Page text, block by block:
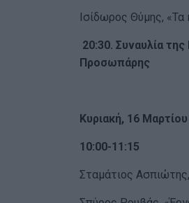
Ισίδωρος Θύμης,
20:30. Συναυλία
Προσωπάρης
Κυριακή, 16
10:00-11:15
Σταμάτιος